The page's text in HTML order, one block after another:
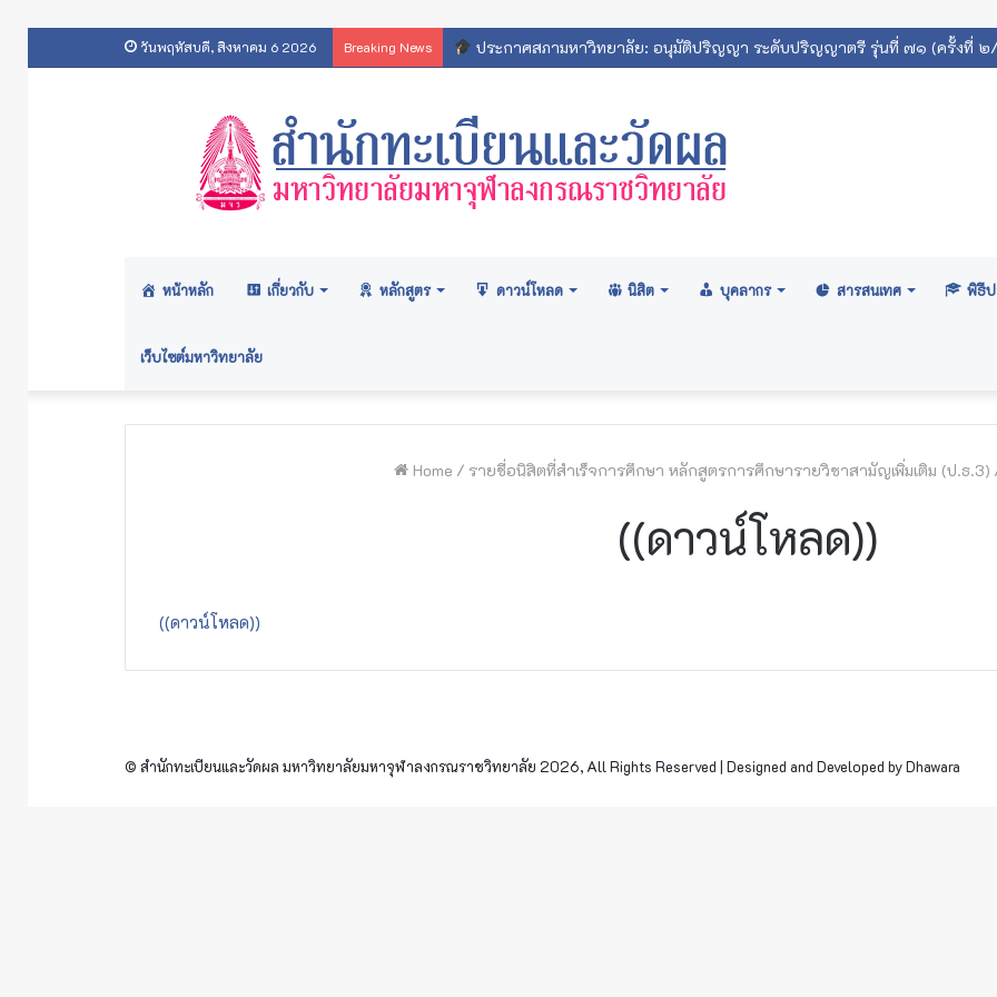
วันพฤหัสบดี, สิงหาคม 6 2026 Breaking News ประกาศสภามหาวิทยาลัย: อนุมัติปริญญา ระดับปริญญาตรี รุ่นที่ ๗๑ (ครั้งที่
หน้าหลัก เกี่ยวกับ หลักสูตร ดาวน์โหลด นิสิต บุคลากร สารสนเทศ พิธี
เว็บไซต์มหาวิทยาลัย
Home / รายชื่อนิสิตที่สำเร็จการศึกษา หลักสูตรการศึกษารายวิชาสามัญเพิ่มเติม (ป.ธ.3)
((ดาวน์โหลด))
((ดาวน์โหลด))
© สำนักทะเบียนและวัดผล มหาวิทยาลัยมหาจุฬาลงกรณราชวิทยาลัย 2026, All Rights Reserved | Designed and Developed by Dhawara